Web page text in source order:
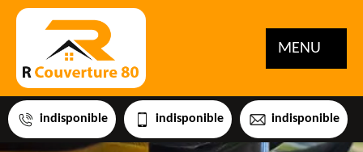
MENU
indisponible indisponible indisponible